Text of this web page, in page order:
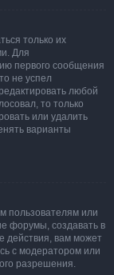
только их
Для
первого сообщения
не успел
любой
то только
или удалить
варианты
пользователям или
форумы, создавать в
действия, вам может
с модератором или
разрешения.